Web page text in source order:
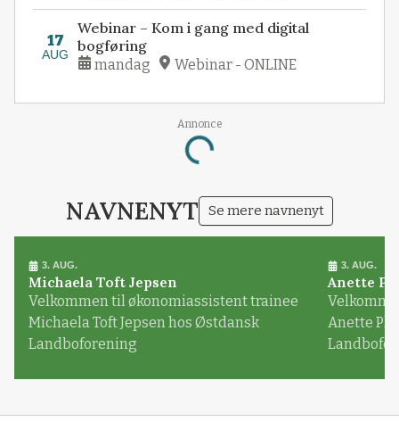
17
AUG
Webinar – Kom i gang med digital
bogføring
mandag Webinar - ONLINE
Annonce
Loading...
NAVNENYT Se mere navnenyt
3. AUG.
Michaela Toft Jepsen
Velkommen til økonomiassistent trainee
Michaela Toft Jepsen hos Østdansk
Landboforening
3. AUG.
Anette
Anette